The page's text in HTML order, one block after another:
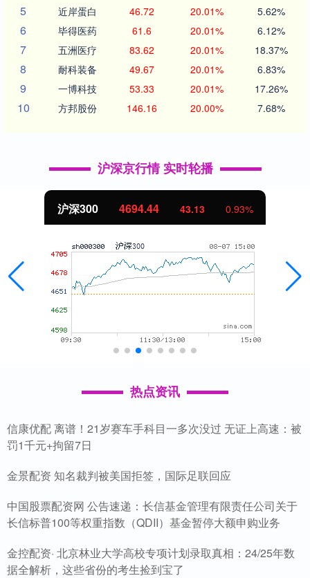
5 近岸蛋白 46.72 20.01% 5.62%
6 毕得医药 61.6 20.01% 6.12%
7 五洲医疗 83.62 20.01% 18.37%
8 耐科装备 49.67 20.01% 6.83%
9 一博科技 53.33 20.01% 17.26%
10 方邦股份 146.16 20.00% 7.68%
沪深京行情 实时轮播
沪深300 4694.44 43.13 0.93%
热点资讯
信康优配 离谱！21岁赛车手科目一多次没过 无证上高速：被
罚1千元+拘留7日
金景配资 知名裁判被美国拒签，国际足联回应
中国股票配资网 公告速递：长信基金管理有限责任公司关于
长信标普100等权重指数（QDII）基金暂停大额申购业务
金控配资· 北京林业大学高校专项计划录取真相：24/25年数
据全解析，这些省份的考生捡到宝了